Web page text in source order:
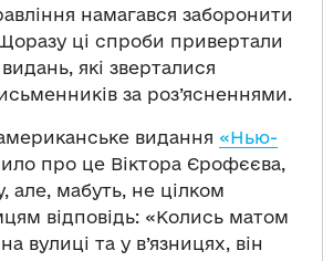
намагався заборонити
ці спроби привертали
які зверталися
за роз’ясненнями.
видання «Нью-
про це Віктора Єрофєєва,
але, мабуть, не цілком
відповідь: «Колись матом
вулиці та у в’язницях, він